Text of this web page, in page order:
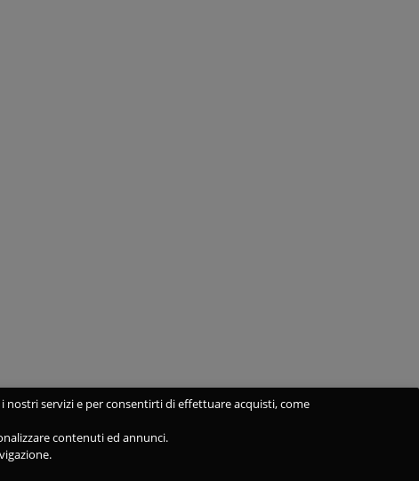
nostri servizi e per consentirti di effettuare acquisti, come
contenuti ed annunci.